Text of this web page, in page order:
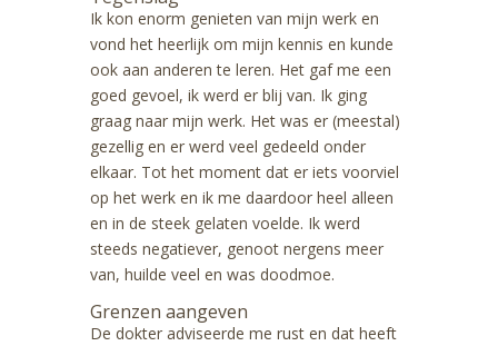
Ik kon enorm genieten van mijn werk en
vond het heerlijk om mijn kennis en kunde
ook aan anderen te leren. Het gaf me een
goed gevoel, ik werd er blij van. Ik ging
graag naar mijn werk. Het was er (meestal)
gezellig en er werd veel gedeeld onder
elkaar. Tot het moment dat er iets voorviel
op het werk en ik me daardoor heel alleen
en in de steek gelaten voelde. Ik werd
steeds negatiever, genoot nergens meer
van, huilde veel en was doodmoe.
Grenzen aangeven
De dokter adviseerde me rust en dat heeft